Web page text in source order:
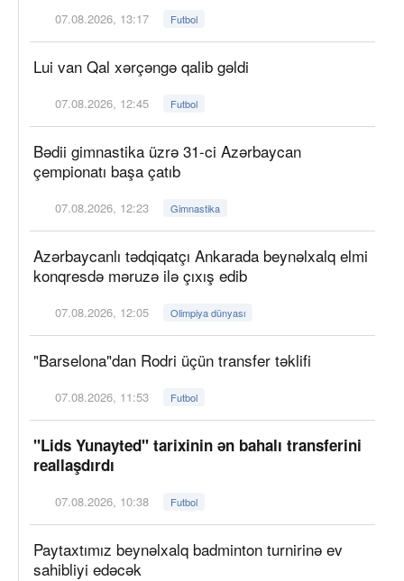
07.08.2026, 13:17 Futbol
Lui van Qal xərçəngə qalib gəldi
07.08.2026, 12:45 Futbol
Bədii gimnastika üzrə 31-ci Azərbaycan
çempionatı başa çatıb
07.08.2026, 12:23 Gimnastika
Azərbaycanlı tədqiqatçı Ankarada beynəlxalq elmi
konqresdə məruzə ilə çıxış edib
07.08.2026, 12:05 Olimpiya dünyası
"Barselona"dan Rodri üçün transfer təklifi
07.08.2026, 11:53 Futbol
"Lids Yunayted" tarixinin ən bahalı transferini
reallaşdırdı
07.08.2026, 10:38 Futbol
Paytaxtımız beynəlxalq badminton turnirinə ev
sahibliyi edəcək